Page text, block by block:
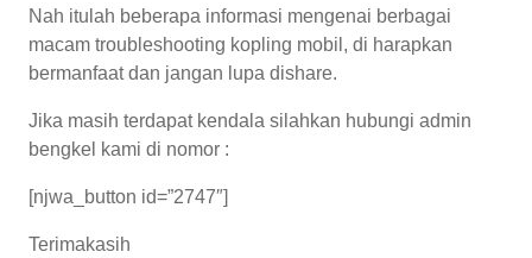
Nah itulah beberapa informasi mengenai berbagai
macam troubleshooting kopling mobil, di harapkan
bermanfaat dan jangan lupa dishare.
Jika masih terdapat kendala silahkan hubungi admin
bengkel kami di nomor :
[njwa_button id=”2747″]
Terimakasih